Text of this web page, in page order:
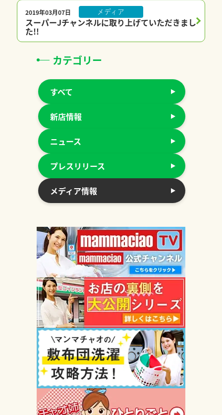
2019年03月07日 メディア
スーパーJチャンネルに取り上げていただきまし
た!!
カテゴリー
すべて
新店情報
ニュース
プレスリリース
メディア情報